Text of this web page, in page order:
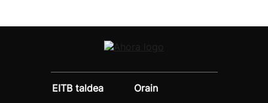
EITB taldea
Orain